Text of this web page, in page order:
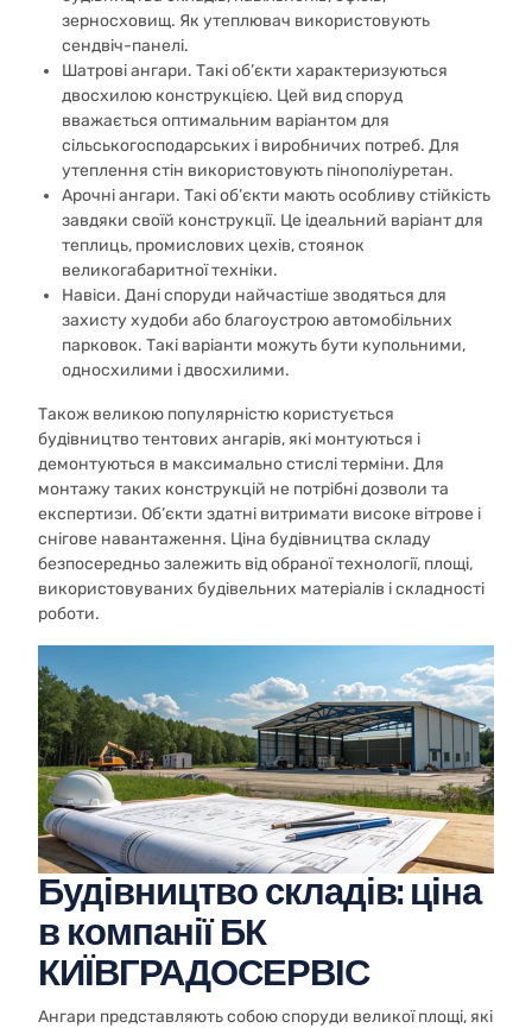
зерносховищ. Як утеплювач використовують
сендвіч-панелі.
Шатрові ангари. Такі об’єкти характеризуються
двосхилою конструкцією. Цей вид споруд
вважається оптимальним варіантом для
сільськогосподарських і виробничих потреб. Для
утеплення стін використовують пінополіуретан.
Арочні ангари. Такі об’єкти мають особливу стійкість
завдяки своїй конструкції. Це ідеальний варіант для
теплиць, промислових цехів, стоянок
великогабаритної техніки.
Навіси. Дані споруди найчастіше зводяться для
захисту худоби або благоустрою автомобільних
парковок. Такі варіанти можуть бути купольними,
односхилими і двосхилими.
Також великою популярністю користується
будівництво тентових ангарів, які монтуються і
демонтуються в максимально стислі терміни. Для
монтажу таких конструкцій не потрібні дозволи та
експертизи. Об’єкти здатні витримати високе вітрове і
снігове навантаження. Ціна будівництва складу
безпосередньо залежить від обраної технології, площі,
використовуваних будівельних матеріалів і складності
роботи.
Будівництво складів: ціна
в компанії БК
КИЇВГРАДОСЕРВІС
Ангари представляють собою споруди великої площі, які